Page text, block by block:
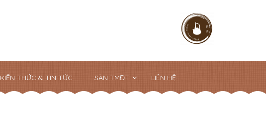
KIẾN THỨC & TIN TỨC SÀN TMĐT LIÊN HỆ